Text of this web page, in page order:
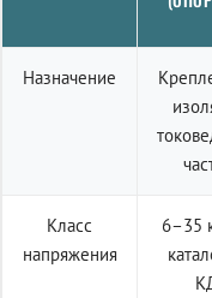
Назначение
Класс
напряжения
6–35